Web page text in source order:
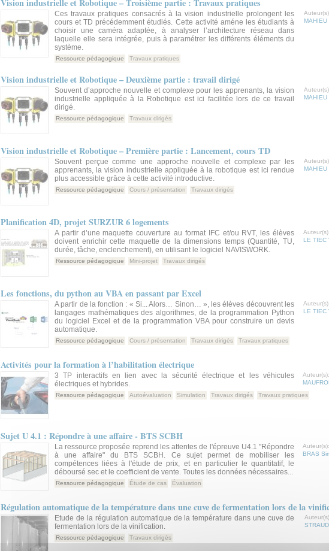
Vision industrielle et Robotique – Troisième partie : Travaux pratiques
MAHIEU
Ces travaux pratiques consacrés à la vision industrielle prolongent les
cours et TD précédemment étudiés. Cette activité améne les étudiants à
choisir une caméra adaptée, à analyser l’architecture réseau dans
laquelle elle sera intégrée, puis à paramétrer les différents éléments du
système.
Ressource pédagogique Travaux pratiques
Vision industrielle et Robotique – Deuxième partie : travail dirigé
MAHIEU
Souvent d’approche nouvelle et complexe pour les apprenants, la vision
industrielle appliquée à la Robotique est ici facilitée lors de ce travail
dirigé.
Ressource pédagogique Travaux dirigés
Vision industrielle et Robotique – Première partie : Lancement, cours TD
MAHIEU
Souvent perçue comme une approche nouvelle et complexe par les
apprenants, la vision industrielle appliquée à la robotique est ici rendue
plus accessible grâce à cette activité introductive.
Ressource pédagogique Cours / présentation Travaux dirigés
Planification 4D, projet SURZUR 6 logements
Auteur(s):
LE TIEC
A partir d’une maquette couverture au format IFC et/ou RVT, les élèves
doivent enrichir cette maquette de la dimensions temps (Quantité, TU,
durée, tâche, enclenchement), en utilisant le logiciel NAVISWORK.
Ressource pédagogique Mini-projet Travaux dirigés
Les fonctions, du python au VBA en passant par Excel
Auteur(s):
LE TIEC
A partir de la fonction : « Si... Alors… Sinon… », les élèves découvrent les
langages mathématiques des algorithmes, de la programmation Python
du logiciel Excel et de la programmation VBA pour construire un devis
automatique.
Ressource pédagogique Cours / présentation Travaux dirigés Travaux pratiques
Activités pour la formation à l’habilitation électrique
Auteur(s):
3 TP interactifs en lien avec la sécurité électrique et les véhicules
électriques et hybrides.
Ressource pédagogique Autoévaluation Simulation Travaux dirigés Travaux pratiques
Sujet U 4.1 : Répondre à une affaire - BTS SCBH
Auteur(s):
BRAS
La ressource proposée reprend les attentes de l'épreuve U4.1 "Répondre
à une affaire" du BTS SCBH. Ce sujet permet de mobiliser les
compétences liées à l'étude de prix, et en particulier le quantitatif, le
déboursé sec et le coefficient de vente. Toutes les données nécessaires...
Ressource pédagogique Étude de cas Évaluation
Régulation automatique de la température dans une cuve de fermentation lors de la
Etude de la régulation automatique de la température dans une cuve de
fermentation lors de la vinification.
Ressource pédagogique Travaux dirigés